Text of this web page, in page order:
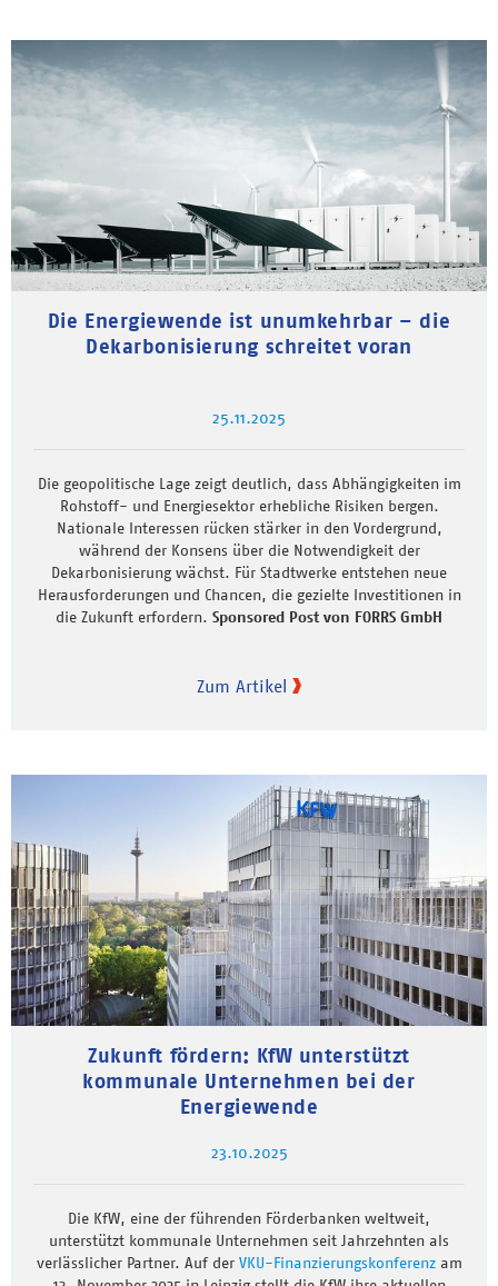
Die Energiewende ist unumkehrbar – die
Dekarbonisierung schreitet voran
25.11.2025
Die geopolitische Lage zeigt deutlich, dass Abhängigkeiten im
Rohstoff- und Energiesektor erhebliche Risiken bergen.
Nationale Interessen rücken stärker in den Vordergrund,
während der Konsens über die Notwendigkeit der
Dekarbonisierung wächst. Für Stadtwerke entstehen neue
Herausforderungen und Chancen, die gezielte Investitionen in
die Zukunft erfordern. Sponsored Post von FORRS GmbH
Zum Artikel
Zukunft fördern: KfW unterstützt
kommunale Unternehmen bei der
Energiewende
23.10.2025
Die KfW, eine der führenden Förderbanken weltweit,
unterstützt kommunale Unternehmen seit Jahrzehnten als
verlässlicher Partner. Auf der VKU-Finanzierungskonferenzam